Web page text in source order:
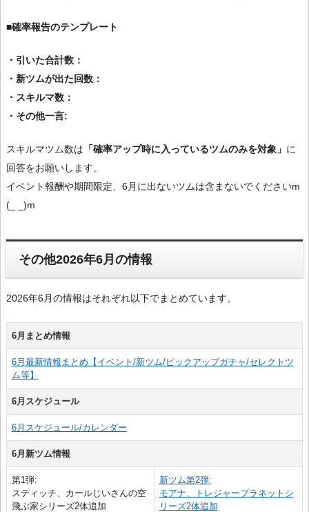
■確率報告のテンプレート
・引いた合計数：
・新ツムが出た回数：
・スキルマ数：
・その他一言:
スキルマツム数は 「確率アップ時に入っているツムのみを対象」 に
回答をお願いします。
イベント報酬や期間限定、6月に出ないツムは含まないでくださいm
(_ _)m
その他2026年6月の情報
2026年6月の情報はそれぞれ以下でまとめています。
6月まとめ情報
6月最新情報まとめ【イベント/新ツム/ピックアップガチャ/セレクトツ
ム等】
6月スケジュール
6月スケジュール/カレンダー
6月新ツム情報
第1弾:
スティッチ、カールじいさんの空
飛ぶ家シリーズ2体追加
新ツム第2弾:
モアナ、トレジャープラネットシ
リーズ2体追加